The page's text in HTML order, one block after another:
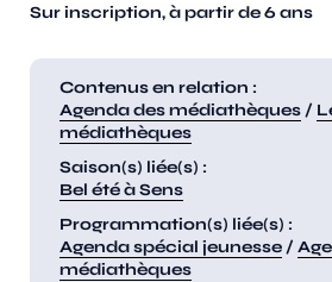
Sur inscription, à partir de 6 ans
Contenus en relation :
Agenda des médiathèques /
médiathèques
Saison(s) liée(s) :
Bel été à Sens
Programmation(s) liée(s) :
Agenda spécial jeunesse /
médiathèques